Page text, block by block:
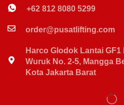
+62 812 8080 5299
order@pusatlifting.com
Harco Glodok Lantai
Wuruk No. 2-5, Mangga
Kota Jakarta Barat